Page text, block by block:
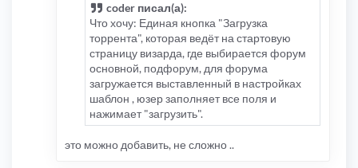
coder писал(а):
Что хочу: Единая кнопка "Загрузка
торрента", которая ведёт на стартовую
страницу визарда, где выбирается форум
основной, подфорум, для форума
загружается выставленный в настройках
шаблон , юзер заполняет все поля и
нажимает "загрузить".
это можно добавить, не сложно ..